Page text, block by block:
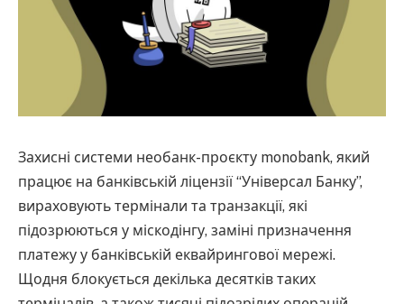
Захисні системи необанк-проєкту monobank, який
працює на банківській ліцензії “Універсал Банку”,
вираховують термінали та транзакції, які
підозрюються у міскодінгу, заміні призначення
платежу у банківській еквайрингової мережі.
Щодня блокується декілька десятків таких